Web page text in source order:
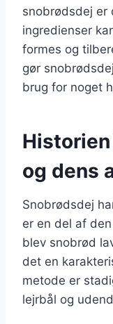
snobrødsdej er
ingredienser
formes og
gør
brug for noget
og dens
Snobrødsdej
er en del af
blev snobrød
det en
metode er
lejrbål og